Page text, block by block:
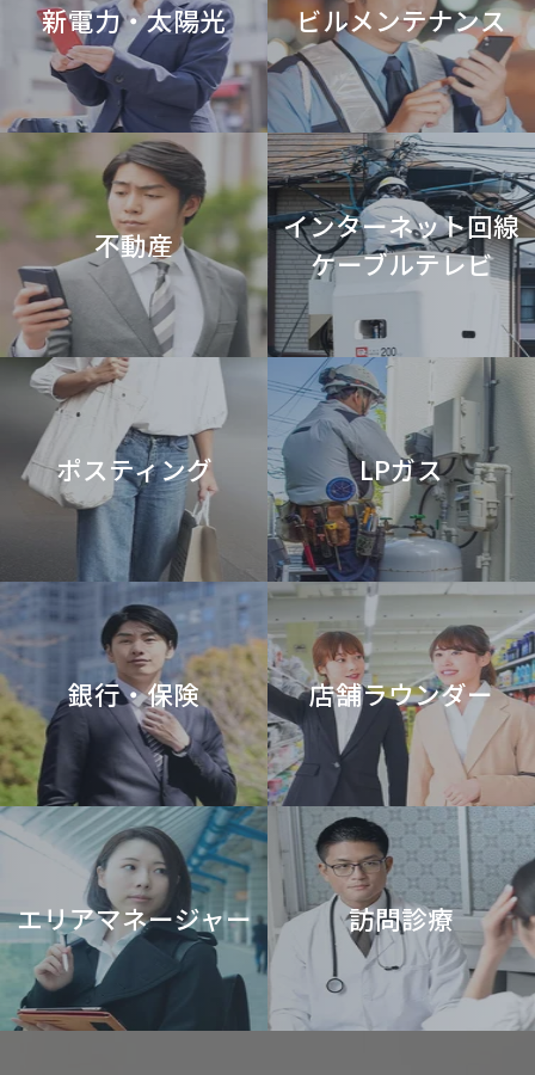
新電力・太陽光 ビルメンテナンス
不動産
インターネット回線
ケーブルテレビ
ポスティング LPガス
銀行・保険 店舗ラウンダー
エリアマネージャー 訪問診療